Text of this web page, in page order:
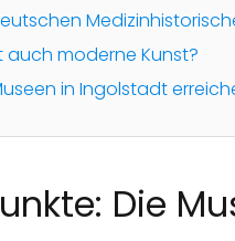
moderne Kunst?
in Ingolstadt
Die